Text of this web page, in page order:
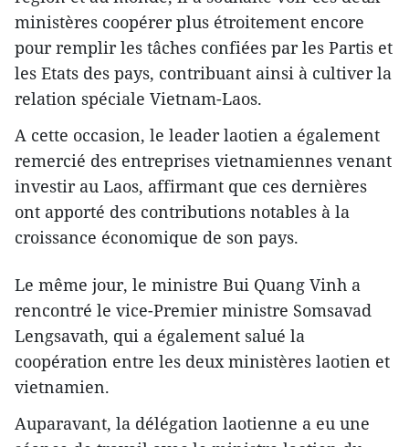
ministères coopérer plus étroitement encore
pour remplir les tâches confiées par les Partis et
les Etats des pays, contribuant ainsi à cultiver la
relation spéciale Vietnam-Laos.
A cette occasion, le leader laotien a également
remercié des entreprises vietnamiennes venant
investir au Laos, affirmant que ces dernières
ont apporté des contributions notables à la
croissance économique de son pays.
Le même jour, le ministre Bui Quang Vinh a
rencontré le vice-Premier ministre Somsavad
Lengsavath, qui a également salué la
coopération entre les deux ministères laotien et
vietnamien.
Auparavant, la délégation laotienne a eu une